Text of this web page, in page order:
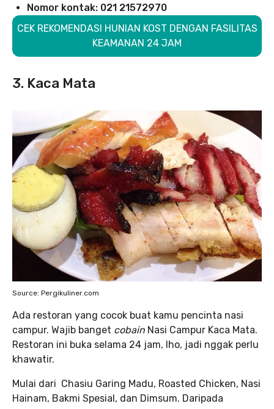
Nomor kontak: 021 21572970
CEK REKOMENDASI HUNIAN KOST DENGAN FASILITAS
KEAMANAN 24 JAM
3. Kaca Mata
Source: Pergikuliner.com
Ada restoran yang cocok buat kamu pencinta nasi
campur. Wajib banget cobain Nasi Campur Kaca Mata.
Restoran ini buka selama 24 jam, lho, jadi nggak perlu
khawatir.
Mulai dari Chasiu Garing Madu, Roasted Chicken, Nasi
Hainam, Bakmi Spesial, dan Dimsum. Daripada